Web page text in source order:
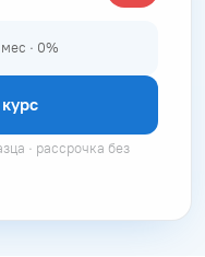
· 0%
· рассрочка без